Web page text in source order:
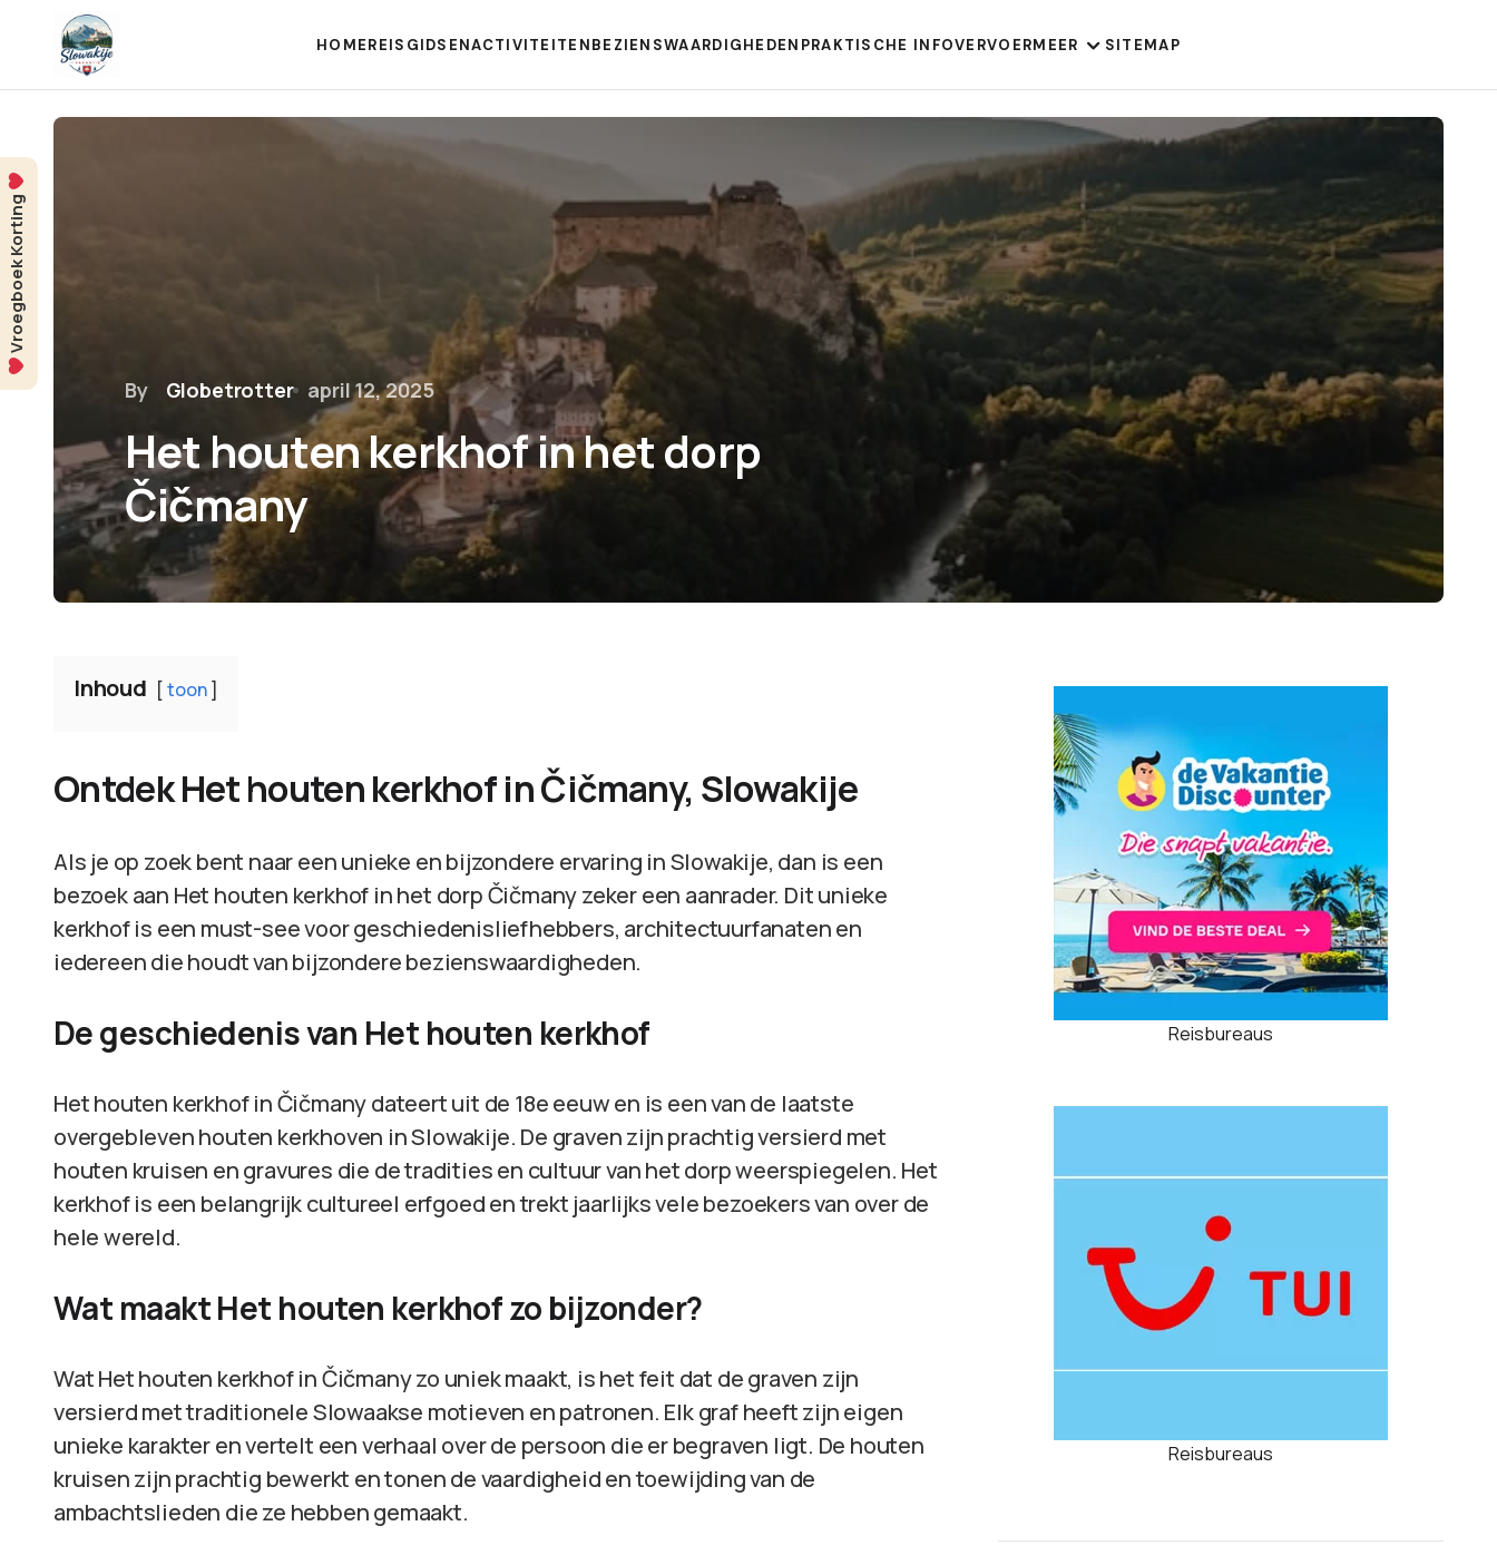
HOMEREISGIDSENACTIVITEITENBEZIENSWAARDIGHEDEN PRAKTISCHE INFOVERVOERMEER SITEMAP
By Globetrotter april 12, 2025
Het houten kerkhof in het dorp
Čičmany
Inhoud toon
Ontdek Het houten kerkhof in Čičmany, Slowakije
Als je op zoek bent naar een unieke en bijzondere ervaring in Slowakije, dan is een
bezoek aan Het houten kerkhof in het dorp Čičmany zeker een aanrader. Dit unieke
kerkhof is een must-see voor geschiedenisliefhebbers, architectuurfanaten en
iedereen die houdt van bijzondere bezienswaardigheden.
De geschiedenis van Het houten kerkhof
Het houten kerkhof in Čičmany dateert uit de 18e eeuw en is een van de laatste
overgebleven houten kerkhoven in Slowakije. De graven zijn prachtig versierd met
houten kruisen en gravures die de tradities en cultuur van het dorp weerspiegelen. Het
kerkhof is een belangrijk cultureel erfgoed en trekt jaarlijks vele bezoekers van over de
hele wereld.
Wat maakt Het houten kerkhof zo bijzonder?
Wat Het houten kerkhof in Čičmany zo uniek maakt, is het feit dat de graven zijn
versierd met traditionele Slowaakse motieven en patronen. Elk graf heeft zijn eigen
unieke karakter en vertelt een verhaal over de persoon die er begraven ligt. De houten
kruisen zijn prachtig bewerkt en tonen de vaardigheid en toewijding van de
ambachtslieden die ze hebben gemaakt.
Reisbureaus
Reisbureaus
Vroegboek Korting